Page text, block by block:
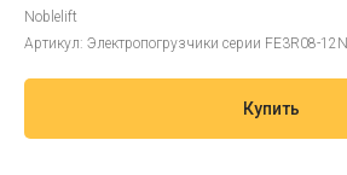
Noblelift
Артикул: Электропогрузчики серии FE3R08-12N
Купить